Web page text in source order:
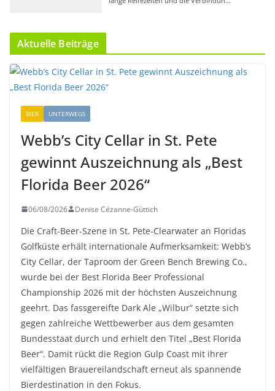
Aktuelle Beiträge
BIER UNTERWEGS
Webb’s City Cellar in St. Pete
gewinnt Auszeichnung als „Best
Florida Beer 2026“
06/08/2026 Denise Cézanne-Güttich
Die Craft-Beer-Szene in St. Pete-Clearwater an Floridas
Golfküste erhält internationale Aufmerksamkeit: Webb’s
City Cellar, der Taproom der Green Bench Brewing Co.,
wurde bei der Best Florida Beer Professional
Championship 2026 mit der höchsten Auszeichnung
geehrt. Das fassgereifte Dark Ale „Wilbur“ setzte sich
gegen zahlreiche Wettbewerber aus dem gesamten
Bundesstaat durch und erhielt den Titel „Best Florida
Beer“. Damit rückt die Region Gulp Coast mit ihrer
vielfältigen Brauereilandschaft erneut als spannende
Bierdestination in den Fokus.